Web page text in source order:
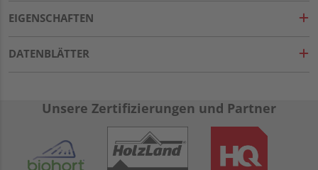
EIGENSCHAFTEN
DATENBLÄTTER
Unsere Zertifizierungen und Partner